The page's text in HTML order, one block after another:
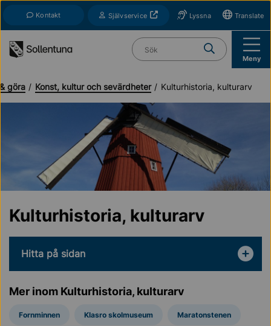
Kontakt SjälvserviceÖppnas i nytt fönsterLyssna Translate
Vad söker du?
Meny
göra Konst, kultur och sevärdheter Kulturhistoria, kulturarv
Kulturhistoria, kulturarv
Hitta på sidan
Mer inom Kulturhistoria, kulturarv
Fornminnen Klasro skolmuseum Maratonstenen